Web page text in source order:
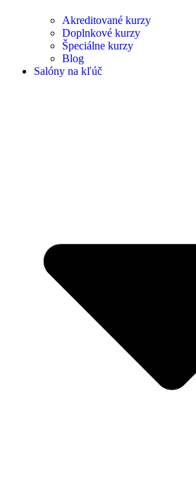
Akreditované kurzy
Doplnkové kurzy
Špeciálne kurzy
Blog
Salóny na kľúč